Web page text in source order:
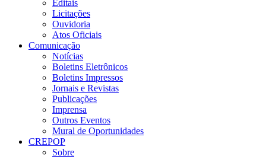
Editais
Licitações
Ouvidoria
Atos Oficiais
Comunicação
Notícias
Boletins Eletrônicos
Boletins Impressos
Jornais e Revistas
Publicações
Imprensa
Outros Eventos
Mural de Oportunidades
CREPOP
Sobre